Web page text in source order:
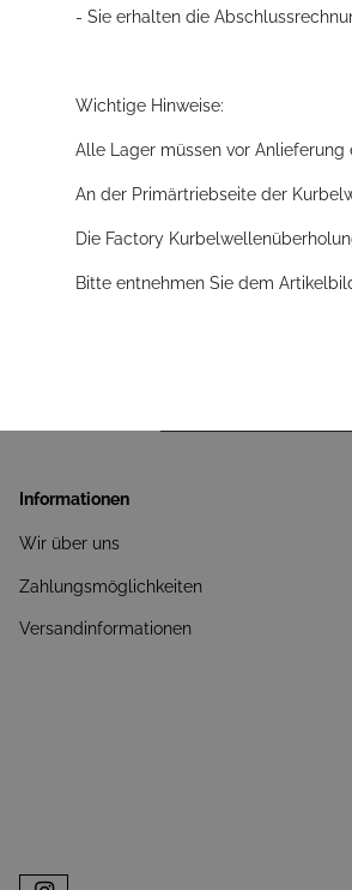
- Sie erhalten die
Wichtige Hinweise:
Alle Lager müssen vor
An der Primärtriebseite der
Die Factory
Bitte entnehmen Sie dem
Informationen
Wir über uns
Zahlungsmöglichkeiten
Versandinformationen